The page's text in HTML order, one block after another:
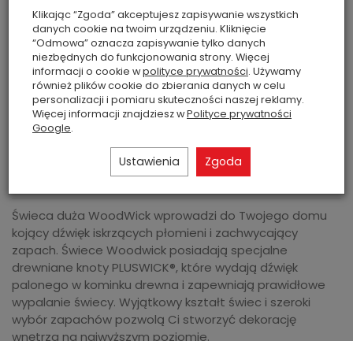
Płatność gotówką, Płatność przelewem,
PayU, Pobranie przy odbiorze, Przelewy24
Szybkie płatności Blik.
🎁Darmowa dostawa od 150 zł– dla przesyłekDPD
Pickup.
Dostawa
w 24 godziny
Zwrot
Świeca duża WoodWick wprowadzi do Twojego domu
kojący dźwięk iskrzących płomieni i zachwycający
zapach. Świece Woodwick posiadają specjalne
drewniane knoty PLUSWICK®, które wydają dźwięk
palonego w kominku drewna i zapewniają prawidłowe
wypalanie świecy. Wyjątkowy kształt świec i szeroki
wybór zapachów pozwolą Ci stworzyć dekorację
wnętrza na najwyższym poziomie.
Klikając “Zgoda” akceptujesz zapisywanie wszystkich
danych cookie na twoim urządzeniu. Kliknięcie
“Odmowa” oznacza zapisywanie tylko danych
niezbędnych do funkcjonowania strony. Więcej
informacji o cookie wpolityce prywatności. Używamy
również plików cookie do zbierania danych w celu
personalizacji i pomiaru skuteczności naszej reklamy.
Więcej informacji znajdziesz wPolityce prywatności
Google.
Ustawienia Zgoda